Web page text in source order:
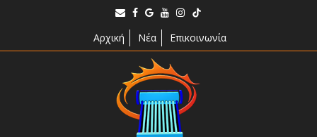
Αρχική Νέα Επικοινωνία